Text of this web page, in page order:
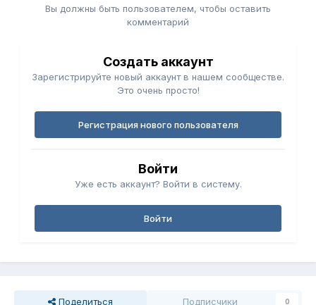
Вы должны быть пользователем, чтобы оставить
комментарий
Создать аккаунт
Зарегистрируйте новый аккаунт в нашем сообществе.
Это очень просто!
Регистрация нового пользователя
Войти
Уже есть аккаунт? Войти в систему.
Войти
Поделиться Подписчики 0